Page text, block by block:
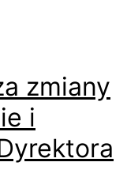
zmiany
i